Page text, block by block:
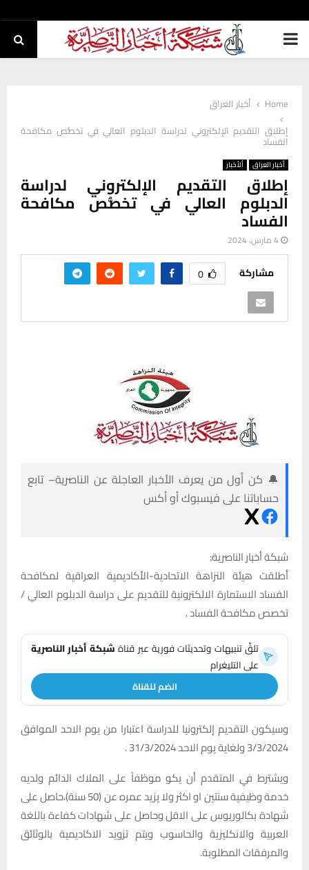
PRIMARY
Home
أخبار العراق
إطلاق التقديم الإلكتروني لدراسة الدبلوم العالي في تخصُّص مكافحة
الفساد
أخبار العراق ألأخبار
إطلاق التقديم الإلكتروني لدراسة
الدبلوم العالي في تخصُّص مكافحة
الفساد
4 مارس، 2024
مشاركة 0
🔔 كن أول من يعرف الأخبار العاجلة عن الناصرية– تابع
حساباتنا على فيسبوك أو أكس
شبكة أخبار الناصرية:
أطلقت هيئة النزاهة الاتحادية-الأكاديمية العراقية لمكافحة
الفساد الاستمارة الالكترونية للتقديم على دراسة الدبلوم العالي /
تخصص مكافحة الفساد .
تلقَّ تنبيهات وتحديثات فورية عبر قناةشبكة أخبار الناصرية
على التليغرام
انضم للقناة
وسيكون التقديم إلكترونيا للدراسة اعتبارا من يوم الاحد الموافق
3/3/2024 ولغاية يوم الاحد 31/3/2024 .
ويشترط في المتقدم أن يكو موظفاً على الملاك الدائم ولديه
خدمة وظيفية سنتين او اكثر ولا يزيد عمره عن (50 سنة)،حاصل على
شهادة بكالوريوس على الاقل وحاصل على شهادات كفاءة باللغة
العربية والانكليزية والحاسوب ويتم تزويد الاكاديمية بالوثائق
والمرفقات المطلوبة.